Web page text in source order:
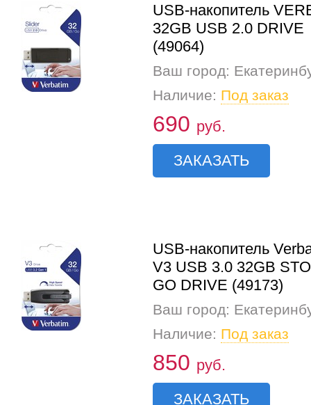
USB-накопитель
32GB USB 2.0 DRIVE
(49064)
Ваш город:
Наличие: Под заказ
690 руб.
ЗАКАЗАТЬ
USB-накопитель
V3 USB 3.0 32GB
GO DRIVE (49173)
Ваш город:
Наличие: Под заказ
850 руб.
ЗАКАЗАТЬ